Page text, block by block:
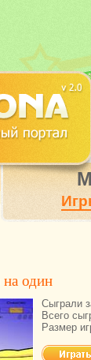
один
Сыграли
Всего
Размер